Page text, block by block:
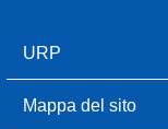
URP
Mappa del sito